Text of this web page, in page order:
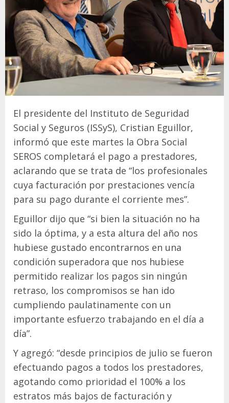
El presidente del Instituto de Seguridad
Social y Seguros (ISSyS), Cristian Eguillor,
informó que este martes la Obra Social
SEROS completará el pago a prestadores,
aclarando que se trata de “los profesionales
cuya facturación por prestaciones vencía
para su pago durante el corriente mes”.
Eguillor dijo que “si bien la situación no ha
sido la óptima, y a esta altura del año nos
hubiese gustado encontrarnos en una
condición superadora que nos hubiese
permitido realizar los pagos sin ningún
retraso, los compromisos se han ido
cumpliendo paulatinamente con un
importante esfuerzo trabajando en el día a
día”.
Y agregó: “desde principios de julio se fueron
efectuando pagos a todos los prestadores,
agotando como prioridad el 100% a los
estratos más bajos de facturación y